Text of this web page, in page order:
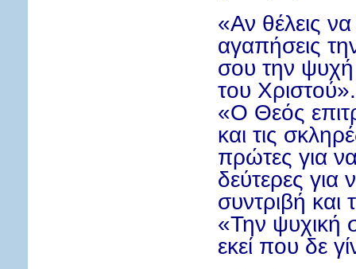
«Αν θέλεις να
αγαπήσεις
σου την ψυχή
του Χριστού».
«Ο Θεός
και τις
πρώτες για
δεύτερες
συντριβή και
«Την ψυχική
εκεί που δε